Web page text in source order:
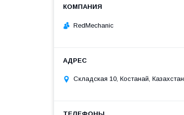
RedMechanic
Складская 10, Костанай, Казахстан